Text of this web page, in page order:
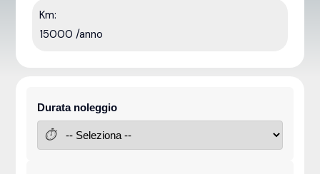
Km:
15000 /anno
Durata noleggio
⏱